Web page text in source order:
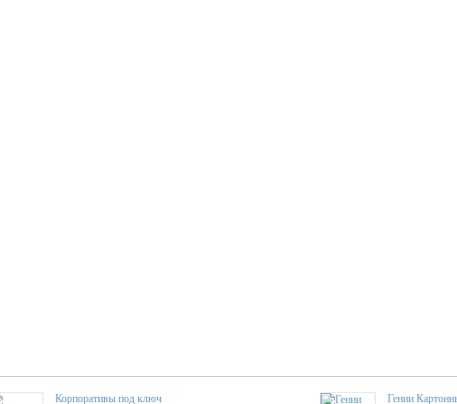
Корпоративы под ключ Гении